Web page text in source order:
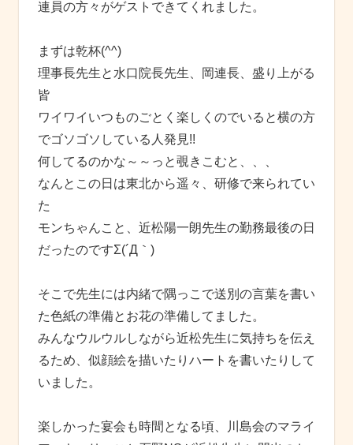
連員の方々がゲストできてくれました。
まずは乾杯(^^)
理事長先生と水口院長先生、岡連長、盛り上がる
皆
ワイワイいつものごとく楽しくのでいると横の方
でゴソゴソしている人発見!!
何してるのかな～～っと覗きこむと、、、
なんとこの日は東北から遥々、研修で来られてい
た
モンちゃんこと、近松陽一朗先生の勤務最後の日
だったのですΣ(´Д｀)
そこで先生には内緒で隅っこで送別の言葉を書い
た色紙の準備とお花の準備してました。
みんなウルウルしながら近松先生に気持ちを伝え
るため、似顔絵を描いたりハートを書いたりして
いました。
楽しかった宴会も時間となる頃、川島会のマライ